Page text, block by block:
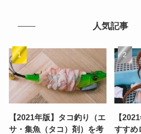
人気記事
【2021年版】タコ釣り（エ
サ・集魚（タコ）剤）を考
【
すすめ